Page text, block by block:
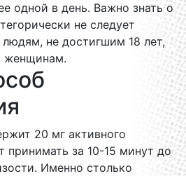
одной в день. Важно знать о
не следует
не достигшим 18 лет,
женщинам.
20 мг активного
принимать за 10-15 минут до
Именно столько